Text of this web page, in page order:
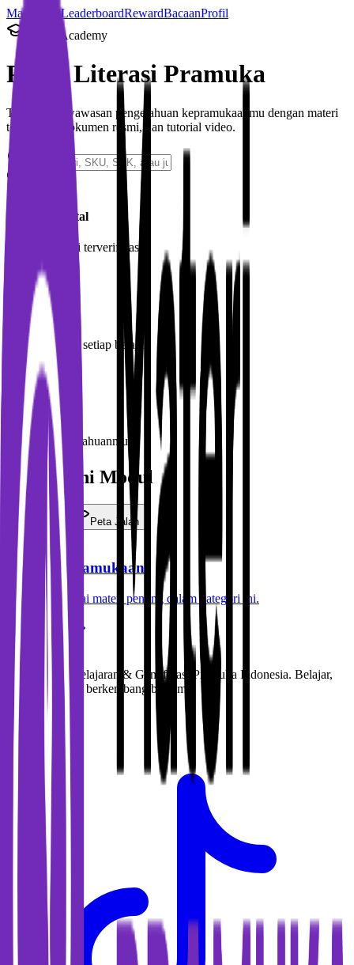
Materi MisiLeaderboardRewardBacaanProfil
Scout Academy
PusatLiterasi Pramuka
Tingkatkan wawasan pengetahuan kepramukaanmu dengan materi
terstruktur, dokumen resmi, dan tutorial video.
Pustaka Digital
Ratusan materi terverifikasi
Reward XP
Dapatkan poin setiap belajar
Sertifikasi
Validasi pengetahuanmu
Jelajahi Modul
Peta Jalan
📖
Dasar Kepramukaan
Jelajahi berbagai materi penting dalam kategori ini.
Buka Modul
Materi
Platform Pembelajaran & Gamifikasi Pramuka Indonesia. Belajar,
bertualang, dan berkembang bersama.